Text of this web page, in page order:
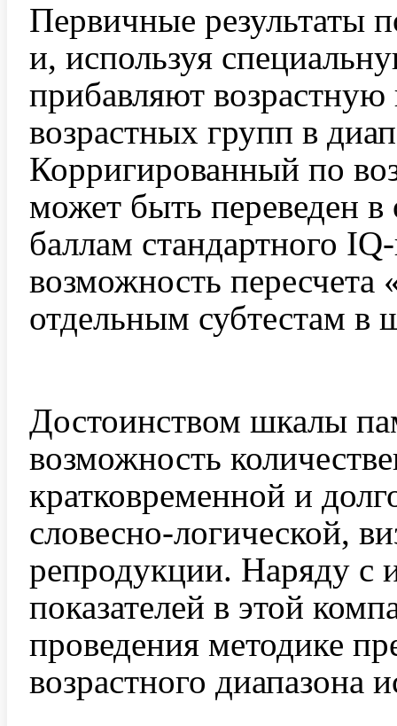
Первичные результаты
и, используя
прибавляют
возрастных групп в
Корригированный по
может быть переведен
баллам стандартного
возможность
отдельным субтестам в
Достоинством шкалы
возможность
кратковременной и
словесно-логической,
репродукции. Наряду с
показателей в этой
проведения методике
возрастного диапазона